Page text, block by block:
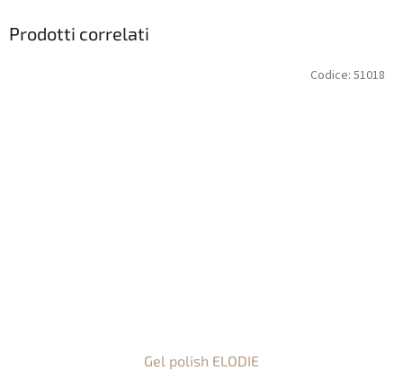
Prodotti correlati
Gel polish ELODIE
Codice: 51018